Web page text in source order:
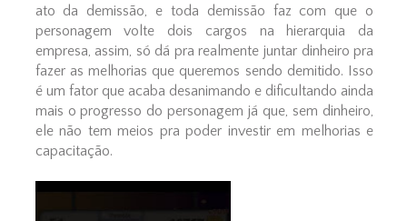
ato da demissão, e toda demissão faz com que o
personagem volte dois cargos na hierarquia da
empresa, assim, só dá pra realmente juntar dinheiro pra
fazer as melhorias que queremos sendo demitido. Isso
é um fator que acaba desanimando e dificultando ainda
mais o progresso do personagem já que, sem dinheiro,
ele não tem meios pra poder investir em melhorias e
capacitação.